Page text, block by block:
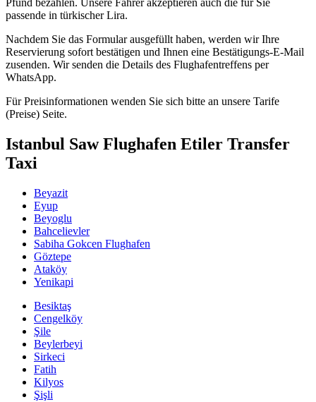
Pfund bezahlen. Unsere Fahrer akzeptieren auch die für Sie
passende in türkischer Lira.
Nachdem Sie das Formular ausgefüllt haben, werden wir Ihre
Reservierung sofort bestätigen und Ihnen eine Bestätigungs-E-Mail
zusenden. Wir senden die Details des Flughafentreffens per
WhatsApp.
Für Preisinformationen wenden Sie sich bitte an unsere Tarife
(Preise) Seite.
Istanbul Saw Flughafen Etiler Transfer
Taxi
Beyazit
Eyup
Beyoglu
Bahcelievler
Sabiha Gokcen Flughafen
Göztepe
Ataköy
Yenikapi
Besiktaş
Cengelköy
Şile
Beylerbeyi
Sirkeci
Fatih
Kilyos
Şişli